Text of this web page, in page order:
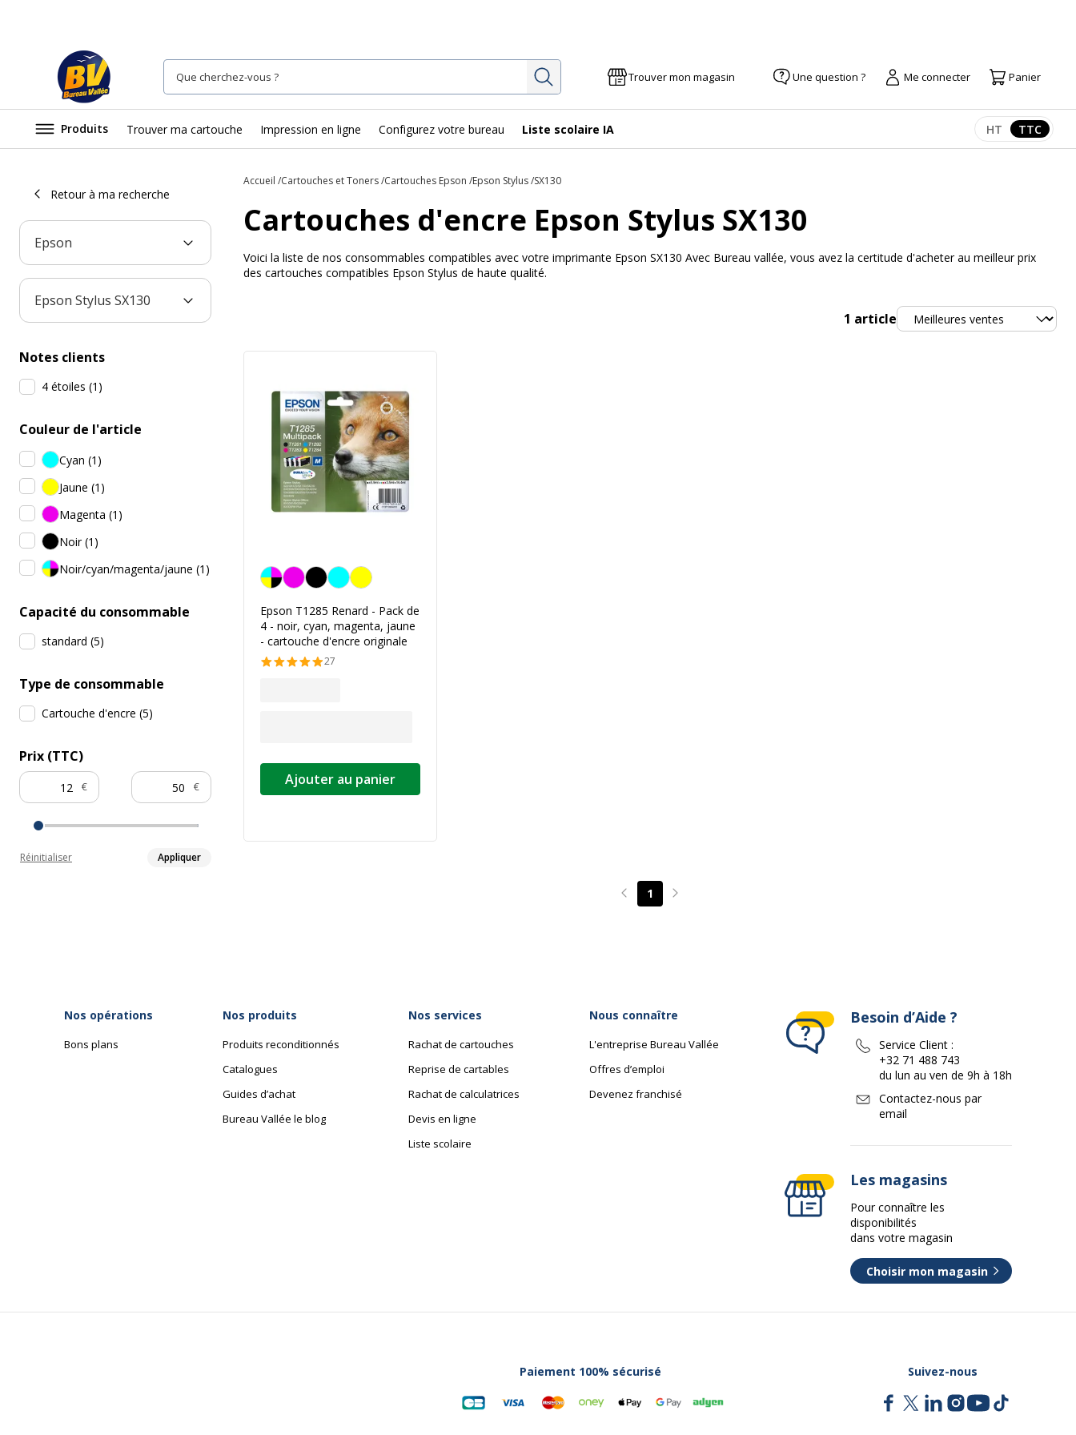
Rechercher Trouver mon magasin Une question ? Me connecter Panier
Produits Trouver ma cartouche Impression en ligne Configurez votre bureau Liste scolaire IA Afficher les
HT TTC
Retour à ma recherche
Epson
Epson Stylus SX130
Notes clients
4 étoiles (1 )
Couleur de l'article
Cyan (1 )
Jaune (1 )
Magenta (1 )
Noir(1 )
Noir/cyan/magenta/jaune (1 )
Capacité du consommable
standard (5)
Type de consommable
Cartouche d'encre (5)
Prix (TTC)
€ €
Réinitialiser Appliquer
Accueil Cartouches et Toners Cartouches Epson Epson Stylus SX130
Cartouches d'encre Epson Stylus SX130
Voici la liste de nos consommables compatibles avec votre imprimante Epson SX130 Avec Bureau vallée, vous avez la certitude d'acheter au meilleur prix
des cartouches compatibles Epson Stylus de haute qualité.
1 articleTrier
Noir/cyan/magenta/jaune
Epson T1285 Renard - Pack de
4 - noir, cyan, magenta, jaune
- cartouche d'encre originale
27
Ajouter au panier
Page précédente
1 Page suivante
Nos opérations
Bons plans
Nos produits
Produits reconditionnés
Catalogues
Guides d’achat
Bureau Vallée le blog
Nos services
Rachat de cartouches
Reprise de cartables
Rachat de calculatrices
Devis en ligne
Liste scolaire
Nous connaître
L'entreprise Bureau Vallée
Offres d’emploi
Devenez franchisé
Besoin d’Aide ?
Service Client :
+32 71 488 743
du lun au ven de 9h à 18h
Contactez-nous par
email
Les magasins
Pour connaître les
disponibilités
dans votre magasin
Choisir mon magasin
Paiement 100% sécurisé Suivez-nous